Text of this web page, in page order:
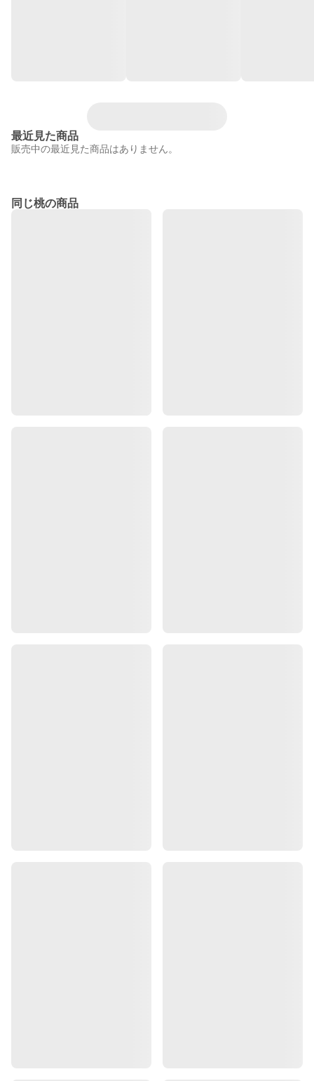
最近見た商品
販売中の最近見た商品はありません。
同じ桃の商品